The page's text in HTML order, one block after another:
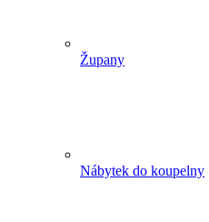
Župany
Nábytek do koupelny